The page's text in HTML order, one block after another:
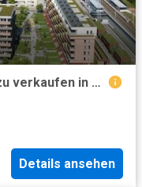
Luxus Apartment mit 3 Zimmer zu verkaufen in Klagenfurt, Kärnten
Details ansehen